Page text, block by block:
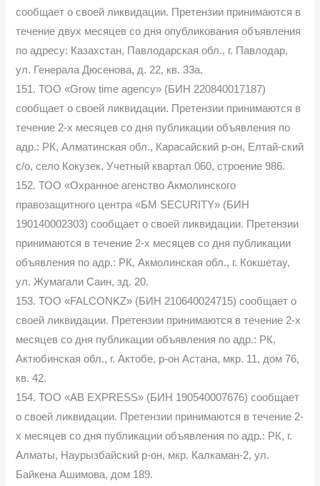
сообщает о своей ликвидации. Претензии принимаются в
течение двух месяцев со дня опубликования объявления
по адресу: Казахстан, Павлодарская обл., г. Павлодар,
ул. Генерала Дюсенова, д. 22, кв. 33а.
151. ТОО «Grow time agency» (БИН 220840017187)
сообщает о своей ликвидации. Претензии принимаются в
течение 2-х месяцев со дня публикации объявления по
адр.: РК, Алматинская обл., Карасайский р-он, Елтай-ский
с/о, село Кокузек, Учетный квартал 060, строение 986.
152. ТОО «Охранное агенство Акмолинского
правозащитного центра «БМ SECURITY» (БИН
190140002303) сообщает о своей ликвидации. Претензии
принимаются в течение 2-х месяцев со дня публикации
объявления по адр.: РК, Акмолинская обл., г. Кокшетау,
ул. Жумагали Саин, зд. 20.
153. ТОО «FALCONKZ» (БИН 210640024715) сообщает о
своей ликвидации. Претензии принимаются в течение 2-х
месяцев со дня публикации объявления по адр.: РК,
Актюбинская обл., г. Актобе, р-он Астана, мкр. 11, дом 76,
кв. 42.
154. ТОО «AB EXPRESS» (БИН 190540007676) сообщает
о своей ликвидации. Претензии принимаются в течение 2-
х месяцев со дня публикации объявления по адр.: РК, г.
Алматы, Наурызбайский р-он, мкр. Калкаман-2, ул.
Байкена Ашимова, дом 189.